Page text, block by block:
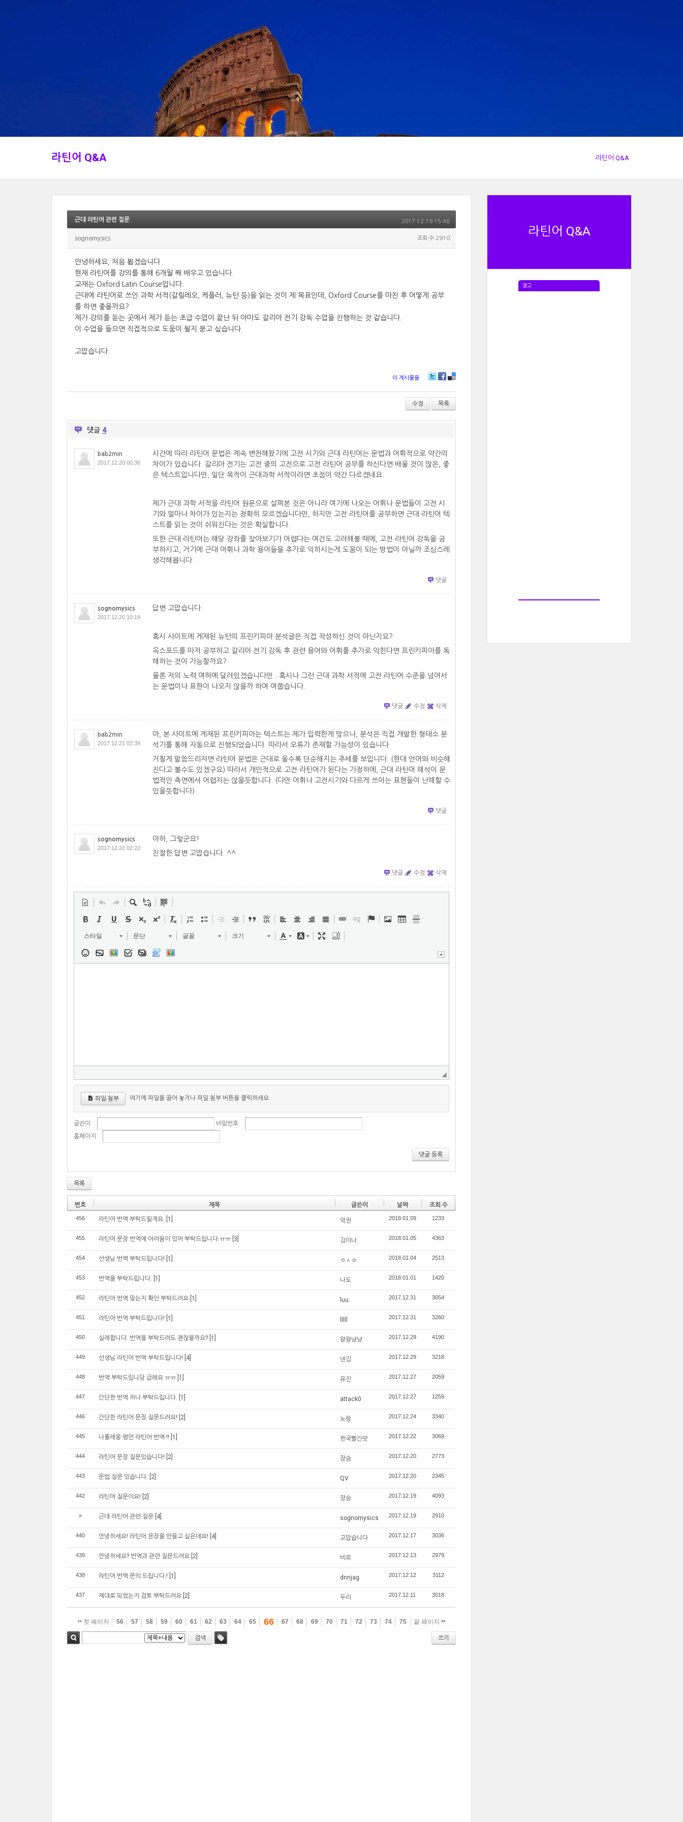
라틴어 Q&A 라틴어 Q&A
라틴어 Q&A
광고
근대 라틴어 관련 질문 2017.12.19 15:48
sognomysics 조회 수:2910
안녕하세요, 처음 뵙겠습니다.
현재 라틴어를 강의를 통해 6개월 째 배우고 있습니다.
교재는 Oxford Latin Course입니다.
근대에 라틴어로 쓰인 과학 서적(갈릴레오, 케플러, 뉴턴 등)을 읽는 것이 제 목표인데, Oxford Course를 마친 후 어떻게 공부
를 하면 좋을까요?
제가 강의를 듣는 곳에서 제가 듣는 초급 수업이 끝난 뒤 아마도 갈리아 전기 강독 수업을 진행하는 것 같습니다.
이 수업을 들으면 직접적으로 도움이 될지 묻고 싶습니다.
고맙습니다.
이 게시물을
wi
er
ce
bo
ok
lici
ou
s
수정 목록
댓글 4
bab2min
2017.12.20 00:36
시간에 따라 라틴어 문법은 계속 변천해왔기에 고전 시기와 근대 라틴어는 문법과 어휘적으로 약간의
차이가 있습니다. 갈리아 전기는 고전 중의 고전으로 고전 라틴어 공부를 하신다면 배울 것이 많은, 좋
은 텍스트입니다만, 일단 목적이 근대과학 서적이라면 초점이 약간 다르겠네요.
제가 근대 과학 서적을 라틴어 원문으로 살펴본 것은 아니라 여기에 나오는 어휘나 문법들이 고전 시
기와 얼마나 차이가 있는지는 정확히 모르겠습니다만, 하지만 고전 라틴어를 공부하면 근대 라틴어 텍
스트를 읽는 것이 쉬워진다는 것은 확실합니다.
또한 근대 라틴어는 해당 강좌를 찾아보기가 어렵다는 여건도 고려해볼 때에, 고전 라틴어 강독을 공
부하시고, 거기에 근대 어휘나 과학 용어들을 추가로 익히시는게 도움이 되는 방법이 아닐까 조심스레
생각해봅니다.
댓글
sognomysics
2017.12.20 10:19
답변 고맙습니다.
혹시 사이트에 게재된 뉴턴의 프린키피아 분석글은 직접 작성하신 것이 아닌지요?
옥스포드를 마저 공부하고 갈리아 전기 강독 후 관련 용어와 어휘를 추가로 익힌다면 프린키피아를 독
해하는 것이 가능할까요?
물론 저의 노력 여하에 달려있겠습니다만.. 혹시나 그런 근대 과학 서적에 고전 라틴어 수준을 넘어서
는 문법이나 표현이 나오지 않을까 하여 여쭙습니다.
댓글 수정 삭제
bab2min
2017.12.21 02:39
아, 본 사이트에 게재된 프린키피아는 텍스트는 제가 입력한게 맞으나, 분석은 직접 개발한 형태소 분
석기를 통해 자동으로 진행되었습니다. 따라서 오류가 존재할 가능성이 있습니다.
거칠게 말씀드리자면 라틴어 문법은 근대로 올수록 단순해지는 추세를 보입니다. (현대 언어와 비슷해
진다고 볼수도 있겠구요) 따라서 개인적으로 고전 라틴어가 된다는 가정하에, 근대 라틴어 해석이 문
법적인 측면에서 어렵지는 않을듯합니다. (다만 어휘나 고전시기와 다르게 쓰이는 표현들이 난해할 수
있을듯합니다)
댓글
sognomysics
2017.12.22 02:22
아하, 그렇군요!
친절한 답변 고맙습니다. ^^
댓글 수정 삭제
스타일 문단 글꼴 크기
파일 첨부 여기에 파일을 끌어 놓거나 파일 첨부 버튼을 클릭하세요.
글쓴이 비밀번호
홈페이지
댓글 등록
목록
번호 제목 글쓴이 날짜 조회 수
456 라틴어 번역 부탁드릴게요. [1] 악천 2018.01.09 1233
455 라틴어 문장 번역에 어려움이 있어 부탁드립니다.ㅠㅠ [3] 김이나 2018.01.05 4363
454 선생님 번역 부탁드립니다! [1] ㅇㅅㅇ 2018.01.04 2513
453 번역을 부탁드립니다. [1] 나도 2018.01.01 1420
452 라틴어 번역 맞는지 확인 부탁드려요 [1] luu 2017.12.31 3054
451 라틴어 번역 부탁드립니다! [1] 2017.12.31 3260
450 실례합니다. 번역을 부탁드려도 괜찮을까요? [1] 왕왕냥냥 2017.12.29 4190
449 선생님 라틴어 번역 부탁드립니다! [4] 넨깅 2017.12.29 3218
448 번역 부탁드립니당 급해요 ㅠㅠ [1] 유진 2017.12.27 2059
447 간단한 번역 하나 부탁드립니다. [1] attack0 2017.12.27 1259
446 간단한 라틴어 문장 질문드려요! [2] 노랑 2017.12.24 3340
445 나폴레옹 명언 라틴어 번역 !! [1] 한국빨간맛 2017.12.22 3069
444 라틴어 문장 질문있습니다! [2] 장승 2017.12.20 2773
443 문법 질문 있습니다. [2] QV 2017.12.20 2345
442 라틴어 질문이요! [2] 장승 2017.12.19 4093
» 근대 라틴어 관련 질문 [4] sognomysics 2017.12.19 2910
440 안녕하세요! 라틴어 문장을 만들고 싶은데요! [4] 고맙습니다 2017.12.17 3036
439 안녕하세요? 번역과 관련 질문드려요 [2] 비르 2017.12.13 2979
438 라틴어 번역 문의 드립니다.! [1] dnnjag 2017.12.12 3112
437 제대로 되었는지 검토 부탁드려요 [2] 두리 2017.12.11 3018
첫 페이지 56 57 58 59 60 61 62 63 64 65 66 67 68 69 70 71 72 73 74 75 끝 페이지
쓰기
검색